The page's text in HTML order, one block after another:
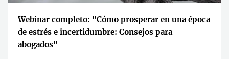
Webinar completo: "Cómo prosperar en una época
de estrés e incertidumbre: Consejos para
abogados"